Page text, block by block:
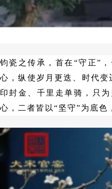
钧瓷之传承，首在 “守正”
心，纵使岁月更迭、时代
印封金、千里走单骑，只
心，二者皆以“坚守”为底